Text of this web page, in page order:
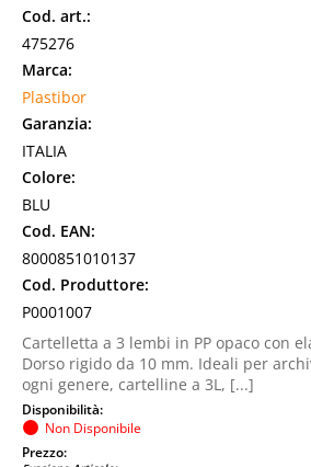
Cod. art.:
475276
Marca:
Plastibor
Garanzia:
ITALIA
Colore:
BLU
Cod. EAN:
8000851010137
Cod. Produttore:
P0001007
Cartelletta a 3 lembi in PP opaco con
Dorso rigido da 10 mm. Ideali per
ogni genere, cartelline a 3L, [...]
Disponibilità:
Non Disponibile
Prezzo: